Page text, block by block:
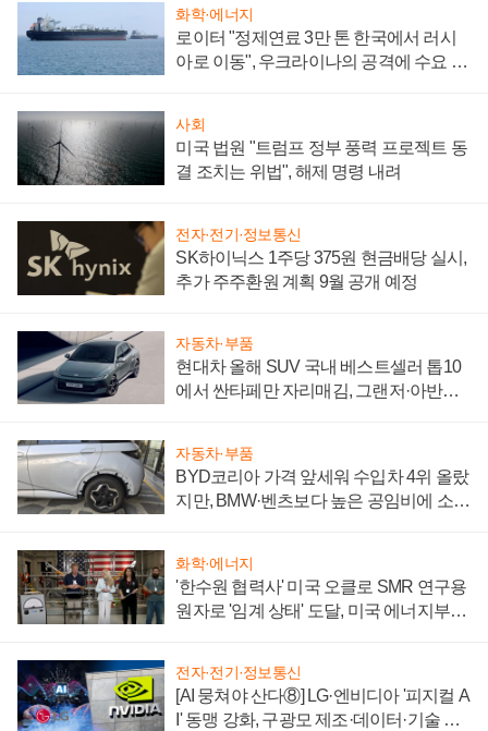
화학·에너지
로이터 "정제연료 3만 톤 한국에서 러시
아로 이동", 우크라이나의 공격에 수요 늘
사회
미국 법원 "트럼프 정부 풍력 프로젝트 동
결 조치는 위법", 해제 명령 내려
전자·전기·정보통신
SK하이닉스 1주당 375원 현금배당 실시,
추가 주주환원 계획 9월 공개 예정
자동차·부품
현대차 올해 SUV 국내 베스트셀러 톱10
에서 싼타페만 자리매김, 그랜저·아반떼
자동차·부품
BYD코리아 가격 앞세워 수입차 4위 올랐
지만, BMW·벤츠보다 높은 공임비에 소비
화학·에너지
'한수원 협력사' 미국 오클로 SMR 연구용
원자로 '임계 상태' 도달, 미국 에너지부
전자·전기·정보통신
[AI 뭉쳐야 산다⑧] LG·엔비디아 '피지컬 A
I' 동맹 강화, 구광모 제조·데이터·기술 결